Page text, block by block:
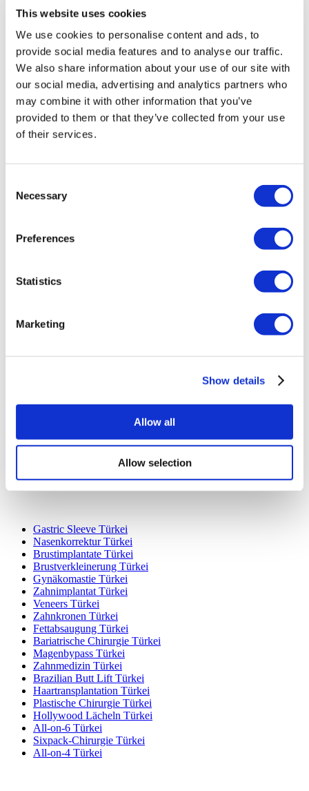
This website uses cookies
We use cookies to personalise content and ads, to
provide social media features and to analyse our traffic.
We also share information about your use of our site with
our social media, advertising and analytics partners who
may combine it with other information that you’ve
provided to them or that they’ve collected from your use
of their services.
Selection
Necessary
Preferences
Statistics
Marketing
Show details
Allow all
Allow selection
registrierten Reiseagentur der Gruppe A (Zertifikatsnummer:
Alle Behandlungen werden von einer im
Gesundheitstourismus zertifizierten Gesundheitseinrichtung
durchgeführt.
Über uns
Wie es Funktioniert
Vor-Op Leitfaden
Autoren & Gutachter
Blog
Stornierungsrichtlinie
Poland Kliniken
Colombia Kliniken
Gastric Sleeve Türkei
Nasenkorrektur Türkei
Brustimplantate Türkei
Brustverkleinerung Türkei
Gynäkomastie Türkei
Zahnimplantat Türkei
Veneers Türkei
Zahnkronen Türkei
Fettabsaugung Türkei
Bariatrische Chirurgie Türkei
Magenbypass Türkei
Zahnmedizin Türkei
Brazilian Butt Lift Türkei
Haartransplantation Türkei
Plastische Chirurgie Türkei
Hollywood Lächeln Türkei
All-on-6 Türkei
Sixpack-Chirurgie Türkei
All-on-4 Türkei